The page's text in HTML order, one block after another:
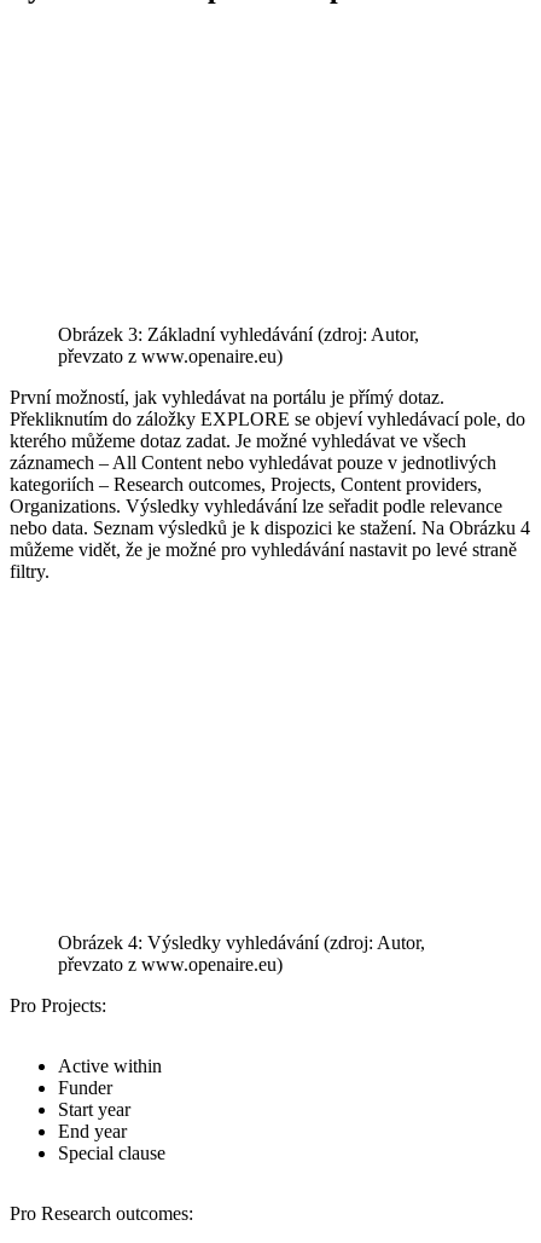
Obrázek 3: Základní vyhledávání (zdroj: Autor,
převzato z www.openaire.eu)
První možností, jak vyhledávat na portálu je přímý dotaz.
Překliknutím do záložky EXPLORE se objeví vyhledávací pole, do
kterého můžeme dotaz zadat. Je možné vyhledávat ve všech
záznamech – All Content nebo vyhledávat pouze v jednotlivých
kategoriích – Research outcomes, Projects, Content providers,
Organizations. Výsledky vyhledávání lze seřadit podle relevance
nebo data. Seznam výsledků je k dispozici ke stažení. Na Obrázku 4
můžeme vidět, že je možné pro vyhledávání nastavit po levé straně
filtry.
Obrázek 4: Výsledky vyhledávání (zdroj: Autor,
převzato z www.openaire.eu)
Pro Projects:
Active within
Funder
Start year
End year
Special clause
Pro Research outcomes: